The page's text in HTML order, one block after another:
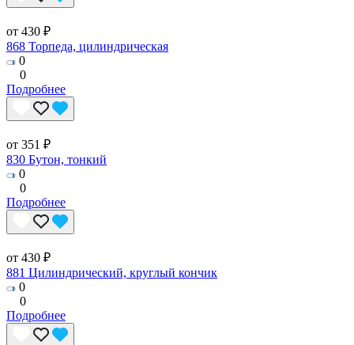
от 430 ₽
868 Торпеда, цилиндрическая
0
0
Подробнее
от 351 ₽
830 Бутон, тонкий
0
0
Подробнее
от 430 ₽
881 Цилиндрический, круглый кончик
0
0
Подробнее